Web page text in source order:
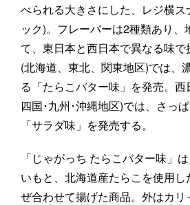
べられる大きさにした、レジ横
ック)。フレーバーは2種類あり、
て、東日本と西日本で異なる味
(北海道、東北、関東地区)では、
る「たらこバター味」を発売。西
四国･九州･沖縄地区)では、さっ
「サラダ味」を発売する。
「じゃがっち たらこバター味」
いもと、北海道産たらこを使用
ぜ合わせて揚げた商品。外はカリ